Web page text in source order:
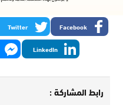
Facebook
Twitter
LinkedIn
رابط المشاركة :